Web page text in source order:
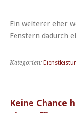
Ein weiterer eher
Fenstern dadurch
Kategorien:
Keine Chance